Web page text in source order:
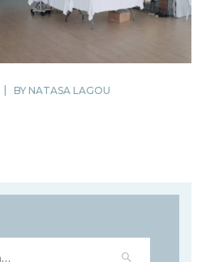
BY NATASA LAGOU